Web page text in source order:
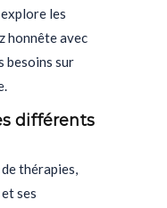
les
honnête avec
besoins sur
différents
thérapies,
ses